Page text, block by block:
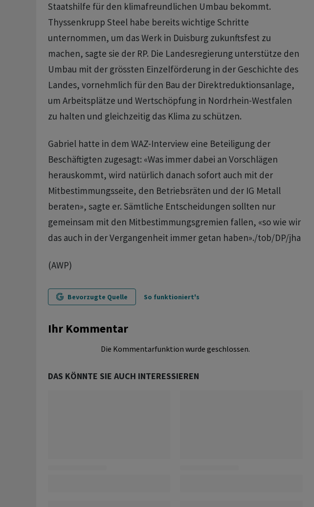
Staatshilfe für den klimafreundlichen Umbau bekommt.
Thyssenkrupp Steel habe bereits wichtige Schritte
unternommen, um das Werk in Duisburg zukunftsfest zu
machen, sagte sie der RP. Die Landesregierung unterstütze den
Umbau mit der grössten Einzelförderung in der Geschichte des
Landes, vornehmlich für den Bau der Direktreduktionsanlage,
um Arbeitsplätze und Wertschöpfung in Nordrhein-Westfalen
zu halten und gleichzeitig das Klima zu schützen.
Gabriel hatte in dem WAZ-Interview eine Beteiligung der
Beschäftigten zugesagt: «Was immer dabei an Vorschlägen
herauskommt, wird natürlich danach sofort auch mit der
Mitbestimmungsseite, den Betriebsräten und der IG Metall
beraten», sagte er. Sämtliche Entscheidungen sollten nur
gemeinsam mit den Mitbestimmungsgremien fallen, «so wie wir
das auch in der Vergangenheit immer getan haben»./tob/DP/jha
(AWP)
Bevorzugte Quelle So funktioniert's
Ihr Kommentar
Die Kommentarfunktion wurde geschlossen.
DAS KÖNNTE SIE AUCH INTERESSIEREN